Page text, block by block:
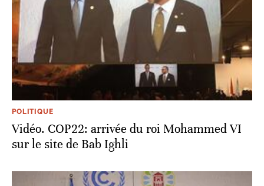
POLITIQUE
Vidéo. COP22: arrivée du roi Mohammed VI
sur le site de Bab Ighli